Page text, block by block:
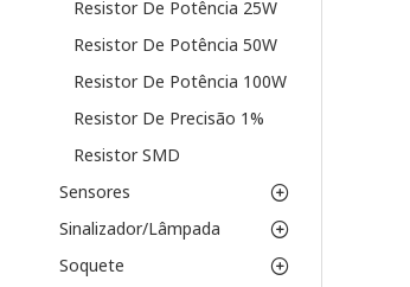
Resistor De Potência 25W
Resistor De Potência 50W
Resistor De Potência 100W
Resistor De Precisão 1%
Resistor SMD
Sensores
Sinalizador/Lâmpada
Soquete